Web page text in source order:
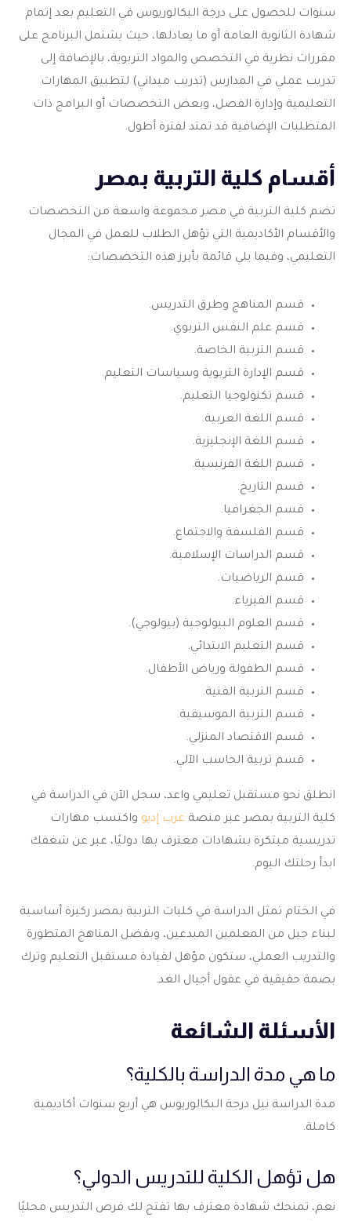
سنوات للحصول على درجة البكالوريوس في التعليم بعد إتمام
شهادة الثانوية العامة أو ما يعادلها، حيث يشتمل البرنامج على
مقررات نظرية في التخصص والمواد التربوية، بالإضافة إلى
تدريب عملي في المدارس (تدريب ميداني) لتطبيق المهارات
التعليمية وإدارة الفصل، وبعض التخصصات أو البرامج ذات
المتطلبات الإضافية قد تمتد لفترة أطول.
أقسام كلية التربية بمصر
تضم كلية التربية في مصر مجموعة واسعة من التخصصات
والأقسام الأكاديمية التي تؤهل الطلاب للعمل في المجال
التعليمي، وفيما يلي قائمة بأبرز هذه التخصصات:
قسم المناهج وطرق التدريس.
قسم علم النفس التربوي.
قسم التربية الخاصة.
قسم الإدارة التربوية وسياسات التعليم.
قسم تكنولوجيا التعليم.
قسم اللغة العربية.
قسم اللغة الإنجليزية.
قسم اللغة الفرنسية.
قسم التاريخ.
قسم الجغرافيا.
قسم الفلسفة والاجتماع.
قسم الدراسات الإسلامية.
قسم الرياضيات.
قسم الفيزياء.
قسم العلوم البيولوجية (بيولوجي).
قسم التعليم الابتدائي.
قسم الطفولة ورياض الأطفال.
قسم التربية الفنية.
قسم التربية الموسيقية.
قسم الاقتصاد المنزلي.
قسم تربية الحاسب الآلي.
انطلق نحو مستقبل تعليمي واعد، سجل الآن في الدراسة في
كلية التربية بمصر عبر منصة عرب إديو واكتسب مهارات
تدريسية مبتكرة بشهادات معترف بها دوليًا، عبر عن شغفك
ابدأ رحلتك اليوم.
في الختام تمثل الدراسة في كليات التربية بمصر ركيزة أساسية
لبناء جيل من المعلمين المبدعين، وبفضل المناهج المتطورة
والتدريب العملي، ستكون مؤهل لقيادة مستقبل التعليم وترك
بصمة حقيقية في عقول أجيال الغد.
الأسئلة الشائعة
ما هي مدة الدراسة بالكلية؟
مدة الدراسة نيل درجة البكالوريوس هي أربع سنوات أكاديمية
كاملة.
هل تؤهل الكلية للتدريس الدولي؟
نعم، تمنحك شهادة معترف بها تفتح لك فرص التدريس محليًا